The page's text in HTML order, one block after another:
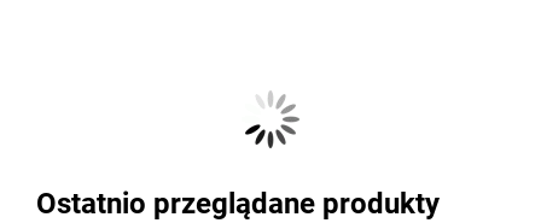
Ostatnio przeglądane produkty